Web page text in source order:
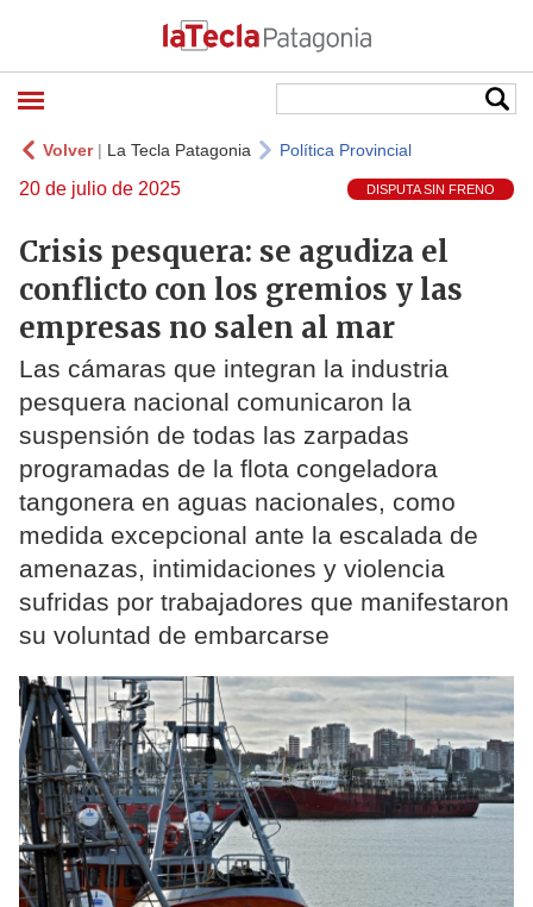
Volver| La Tecla Patagonia Política Provincial
20 de julio de 2025 DISPUTA SIN FRENO
Crisis pesquera: se agudiza el
conflicto con los gremios y las
empresas no salen al mar
Las cámaras que integran la industria
pesquera nacional comunicaron la
suspensión de todas las zarpadas
programadas de la flota congeladora
tangonera en aguas nacionales, como
medida excepcional ante la escalada de
amenazas, intimidaciones y violencia
sufridas por trabajadores que manifestaron
su voluntad de embarcarse